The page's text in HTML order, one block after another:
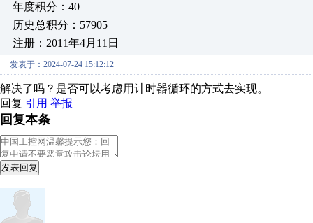
年度积分：40
历史总积分：57905
注册：2011年4月11日
发表于：2024-07-24 15:12:12
解决了吗？是否可以考虑用计时器循环的方式去实现。
回复 引用 举报
回复本条
发表回复